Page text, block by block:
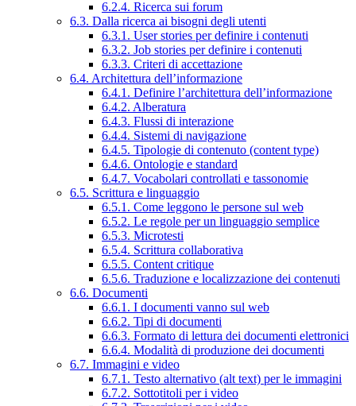
6.2.4. Ricerca sui forum
6.3. Dalla ricerca ai bisogni degli utenti
6.3.1. User stories per definire i contenuti
6.3.2. Job stories per definire i contenuti
6.3.3. Criteri di accettazione
6.4. Architettura dell’informazione
6.4.1. Definire l’architettura dell’informazione
6.4.2. Alberatura
6.4.3. Flussi di interazione
6.4.4. Sistemi di navigazione
6.4.5. Tipologie di contenuto (content type)
6.4.6. Ontologie e standard
6.4.7. Vocabolari controllati e tassonomie
6.5. Scrittura e linguaggio
6.5.1. Come leggono le persone sul web
6.5.2. Le regole per un linguaggio semplice
6.5.3. Microtesti
6.5.4. Scrittura collaborativa
6.5.5. Content critique
6.5.6. Traduzione e localizzazione dei contenuti
6.6. Documenti
6.6.1. I documenti vanno sul web
6.6.2. Tipi di documenti
6.6.3. Formato di lettura dei documenti elettronici
6.6.4. Modalità di produzione dei documenti
6.7. Immagini e video
6.7.1. Testo alternativo (alt text) per le immagini
6.7.2. Sottotitoli per i video